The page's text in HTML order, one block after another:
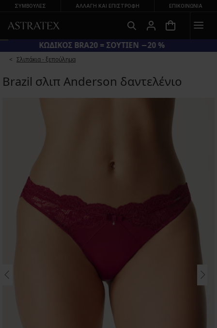
ΣΥΜΒΟΥΛΕΣ ΑΛΛΑΓΉ ΚΑΙ ΕΠΙΣΤΡΟΦΉ ΕΠΙΚΟΙΝΩΝΊΑ
ΚΩΔΙΚΟΣ BRA20 = ΣΟΥΤΙΕΝ −20 %
Σλιπάκια - ξεπούλημα
Brazil σλιπ Anderson δαντελένιο